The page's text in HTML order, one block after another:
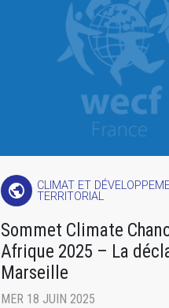
public
CLIMAT ET
TERRITORIAL
Sommet Climate
Afrique 2025 – La
Marseille
MER 18 JUIN 2025